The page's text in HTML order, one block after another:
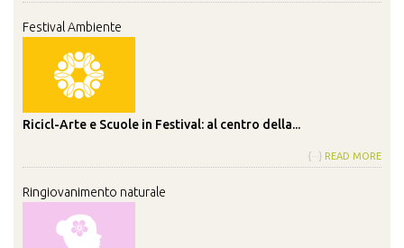
Festival Ambiente
Ricicl-Arte e Scuole in Festival: al centro della...
{···} READ MORE
Ringiovanimento naturale